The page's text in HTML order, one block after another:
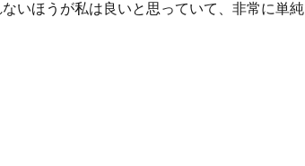
いほうが私は良いと思っていて、非常に単純